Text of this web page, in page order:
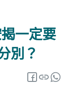
一定要
別？